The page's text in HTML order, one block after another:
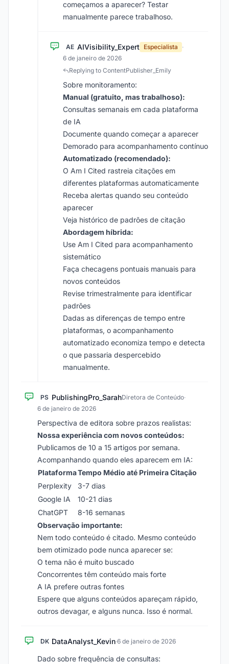
começamos a aparecer? Testar
manualmente parece trabalhoso.
AE AIVisibility_Expert Especialista
·
6 de janeiro de 2026
Replying to ContentPublisher_Emily
Sobre monitoramento:
Manual (gratuito, mas trabalhoso):
Consultas semanais em cada plataforma
de IA
Documente quando começar a aparecer
Demorado para acompanhamento contínuo
Automatizado (recomendado):
O Am I Cited rastreia citações em
diferentes plataformas automaticamente
Receba alertas quando seu conteúdo
aparecer
Veja histórico de padrões de citação
Abordagem híbrida:
Use Am I Cited para acompanhamento
sistemático
Faça checagens pontuais manuais para
novos conteúdos
Revise trimestralmente para identificar
padrões
Dadas as diferenças de tempo entre
plataformas, o acompanhamento
automatizado economiza tempo e detecta
o que passaria despercebido
manualmente.
PS PublishingPro_SarahDiretora de Conteúdo·
6 de janeiro de 2026
Perspectiva de editora sobre prazos realistas:
Nossa experiência com novos conteúdos:
Publicamos de 10 a 15 artigos por semana.
Acompanhando quando eles aparecem em IA:
PlataformaTempo Médio até Primeira Citação
Perplexity
3-7 dias
Google IA
10-21 dias
ChatGPT
8-16 semanas
Observação importante:
Nem todo conteúdo é citado. Mesmo conteúdo
bem otimizado pode nunca aparecer se:
O tema não é muito buscado
Concorrentes têm conteúdo mais forte
A IA prefere outras fontes
Espere que alguns conteúdos apareçam rápido,
outros devagar, e alguns nunca. Isso é normal.
DK DataAnalyst_Kevin·6 de janeiro de 2026
Dado sobre frequência de consultas: